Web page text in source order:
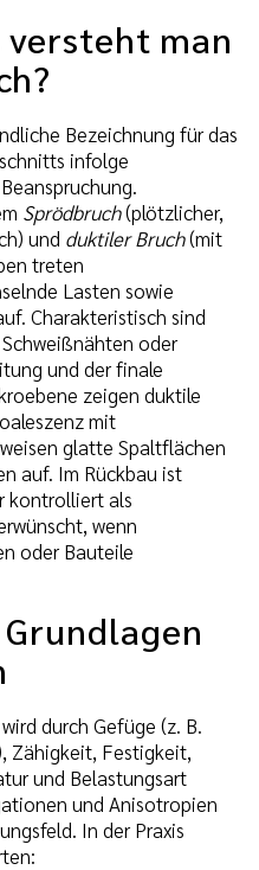
man
Bezeichnung für das
infolge
Sprödbruch(plötzlicher,
und duktiler Bruch(mit
treten
Lasten sowie
Charakteristisch sind
oder
und der finale
zeigen duktile
mit
glatte Spaltflächen
auf. Im Rückbau ist
kontrolliert als
wenn
oder Bauteile
durch Gefüge (z. B.
Zähigkeit, Festigkeit,
und Belastungsart
und Anisotropien
In der Praxis